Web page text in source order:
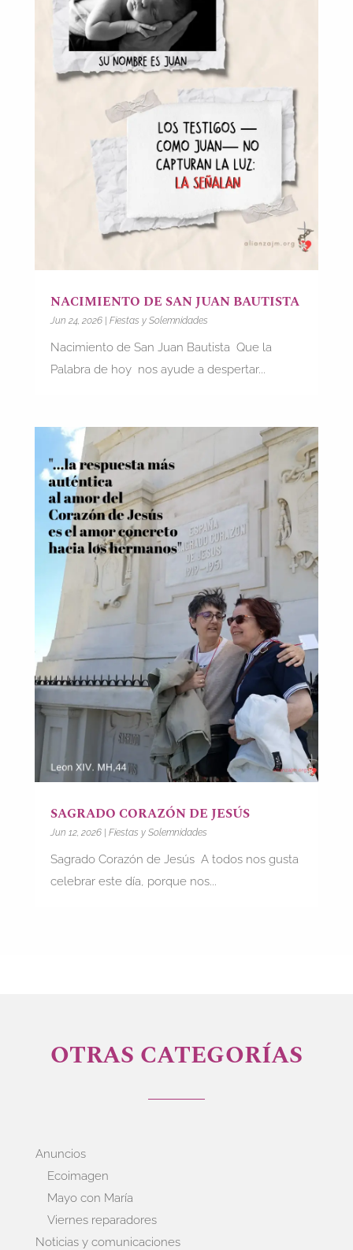
NACIMIENTO DE SAN JUAN BAUTISTA
Jun 24, 2026| Fiestas y Solemnidades
Nacimiento de San Juan Bautista Que la
Palabra de hoy nos ayude a despertar...
SAGRADO CORAZÓN DE JESÚS
Jun 12, 2026| Fiestas y Solemnidades
Sagrado Corazón de Jesús A todos nos gusta
celebrar este día, porque nos...
OTRAS CATEGORÍAS
Anuncios
Ecoimagen
Mayo con María
Viernes reparadores
Noticias y comunicaciones